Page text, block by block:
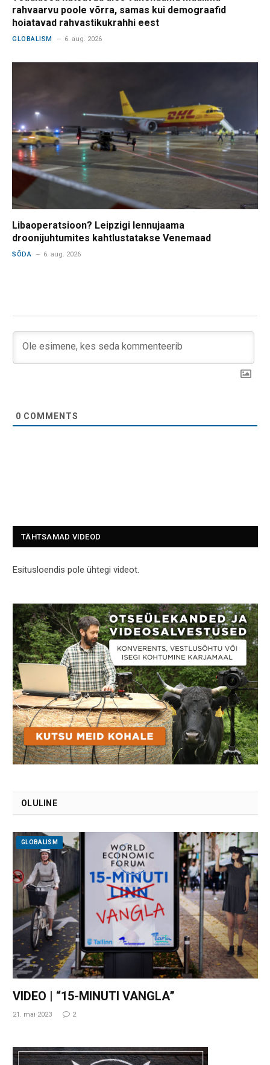
rahvaarvu poole võrra, samas kui demograafid
hoiatavad rahvastikukrahhi eest
GLOBALISM 6. aug. 2026
Libaoperatsioon? Leipzigi lennujaama
droonijuhtumites kahtlustatakse Venemaad
SÕDA 6. aug. 2026
0 COMMENTS
TÄHTSAMAD VIDEOD
Esitusloendis pole ühtegi videot.
OLULINE
GLOBALISM
VIDEO | “15-MINUTI VANGLA”
21. mai 2023 2